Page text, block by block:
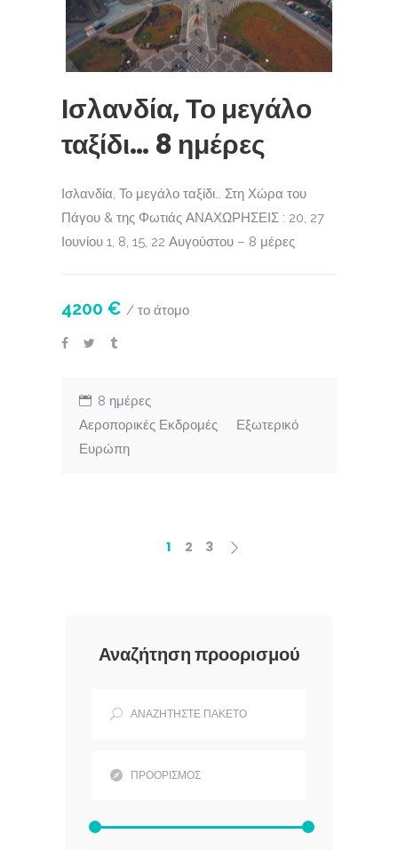
Ισλανδία, Το μεγάλο
ταξίδι… 8 ημέρες
Ισλανδία, Το μεγάλο ταξίδι… Στη Χώρα του
Πάγου & της Φωτιάς ΑΝΑΧΩΡΗΣΕΙΣ : 20, 27
Ιουνίου 1, 8, 15, 22 Αυγούστου – 8 μέρες
4200 € / το άτομο
8 ημέρες
Αεροπορικές Εκδρομές
Εξωτερικό
Ευρώπη
1 2 3
Αναζήτηση προορισμού